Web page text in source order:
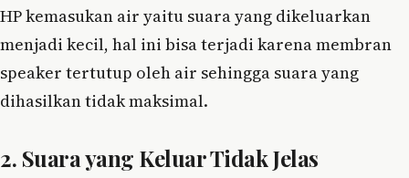
HP kemasukan air yaitu suara yang dikeluarkan
menjadi kecil, hal ini bisa terjadi karena membran
speaker tertutup oleh air sehingga suara yang
dihasilkan tidak maksimal.
2. Suara yang Keluar Tidak Jelas